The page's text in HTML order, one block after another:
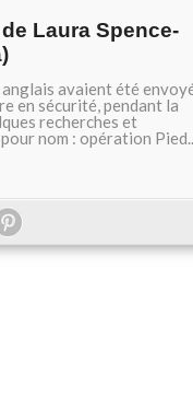
Laura Spence-
avaient été
en sécurité, pendant la
recherches et
nom : opération